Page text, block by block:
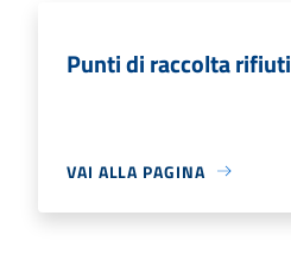
Punti di raccolta rifiuti
VAI ALLA PAGINA